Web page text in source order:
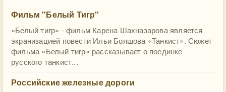
Фильм "Белый Тигр"
«Белый тигр» - фильм Карена Шахназарова является
экранизацией повести Ильи Бояшова «Танкист». Сюжет
фильма «Белый тигр» рассказывает о поединке
русского танкист...
Российские железные дороги